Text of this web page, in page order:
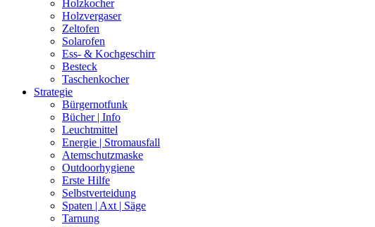
Holzkocher
Holzvergaser
Zeltofen
Solarofen
Ess- & Kochgeschirr
Besteck
Taschenkocher
Strategie
Bürgernotfunk
Bücher | Info
Leuchtmittel
Energie | Stromausfall
Atemschutzmaske
Outdoorhygiene
Erste Hilfe
Selbstverteidung
Spaten | Axt | Säge
Tarnung